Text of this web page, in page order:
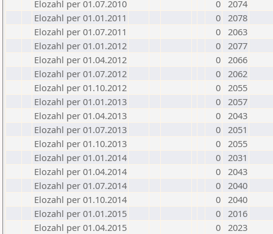
Elozahl per 01.07.2010
0 2074
Elozahl per 01.01.2011
0 2078
Elozahl per 01.07.2011
0 2063
Elozahl per 01.01.2012
0 2077
Elozahl per 01.04.2012
0 2066
Elozahl per 01.07.2012
0 2062
Elozahl per 01.10.2012
0 2055
Elozahl per 01.01.2013
0 2057
Elozahl per 01.04.2013
0 2043
Elozahl per 01.07.2013
0 2051
Elozahl per 01.10.2013
0 2055
Elozahl per 01.01.2014
0 2031
Elozahl per 01.04.2014
0 2043
Elozahl per 01.07.2014
0 2040
Elozahl per 01.10.2014
0 2040
Elozahl per 01.01.2015
0 2016
Elozahl per 01.04.2015
0 2023